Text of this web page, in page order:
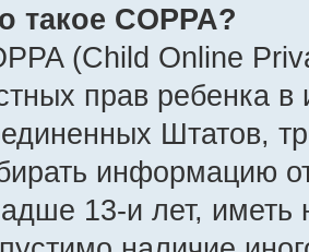
такое COPPA?
(Child Online
прав ребенка в
Штатов,
информацию
13-и лет, иметь